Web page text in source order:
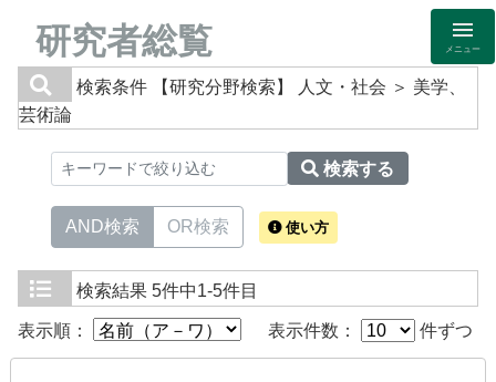
研究者総覧 メニュー
検索条件
【研究分野検索】 人文・社会 ＞ 美学、
芸術論
検索する
AND検索 OR検索 使い方
検索結果 5件中1-5件目
表示順： 表示件数： 件ずつ